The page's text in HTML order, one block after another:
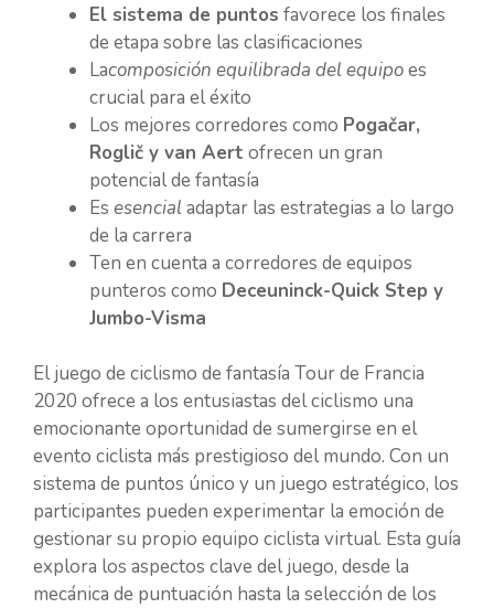
El sistema de puntos favorece los finales
de etapa sobre las clasificaciones
Lacomposición equilibrada del equipoes
crucial para el éxito
Los mejores corredores como Pogačar,
Roglič y van Aert ofrecen un gran
potencial de fantasía
Es esencialadaptar las estrategias a lo largo
de la carrera
Ten en cuenta a corredores de equipos
punteros como Deceuninck-Quick Step y
Jumbo-Visma
El juego de ciclismo de fantasía Tour de Francia
2020 ofrece a los entusiastas del ciclismo una
emocionante oportunidad de sumergirse en el
evento ciclista más prestigioso del mundo. Con un
sistema de puntos único y un juego estratégico, los
participantes pueden experimentar la emoción de
gestionar su propio equipo ciclista virtual. Esta guía
explora los aspectos clave del juego, desde la
mecánica de puntuación hasta la selección de los